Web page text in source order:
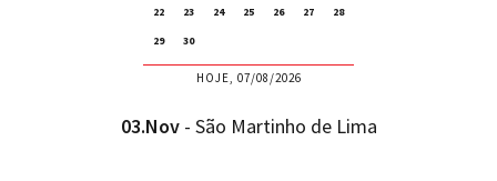
22
23 24 25 26 27
28
29
30
HOJE, 07/08/2026
03.Nov- São Martinho de Lima